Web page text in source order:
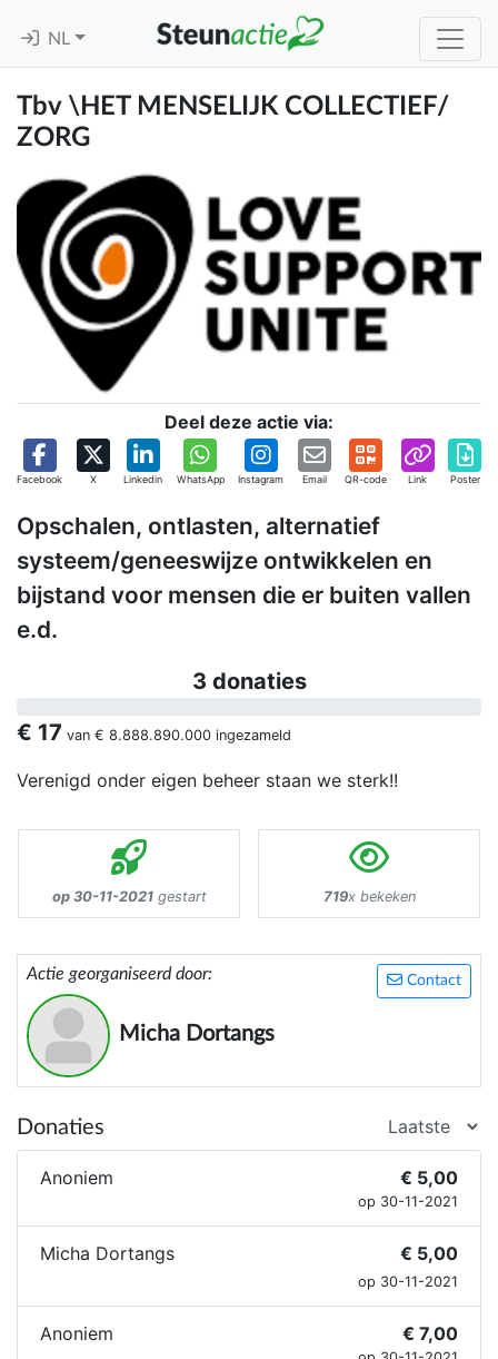
NL
Tbv \HET MENSELIJK COLLECTIEF/
ZORG
Deel deze actie via:
Facebook X Linkedin WhatsApp Instagram Email QR-code Link Poster
Opschalen, ontlasten, alternatief
systeem/geneeswijze ontwikkelen en
bijstand voor mensen die er buiten vallen
e.d.
3 donaties
€ 17 van € 8.888.890.000 ingezameld
Verenigd onder eigen beheer staan we sterk!!
op 30-11-2021gestart 719x bekeken
Contact
Actie georganiseerd door:
Micha Dortangs
Donaties
Anoniem € 5,00
op 30-11-2021
Micha Dortangs € 5,00
op 30-11-2021
Anoniem € 7,00